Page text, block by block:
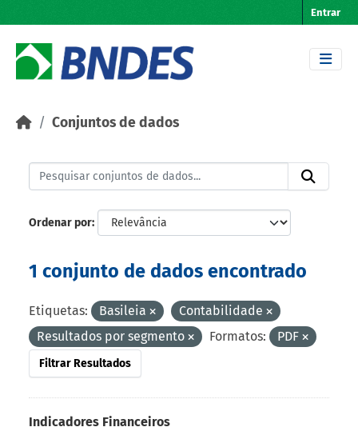
Entrar
Conjuntos de dados
Ordenar por
1 conjunto de dados encontrado
Etiquetas: Basileia
Contabilidade
Resultados por segmento
Formatos: PDF
Filtrar Resultados
Indicadores Financeiros